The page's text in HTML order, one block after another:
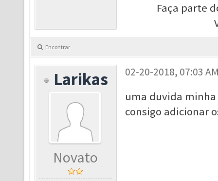
Faça parte
Encontrar
Larikas
Novato
02-20-2018, 07:03
uma duvida
consigo adicionar